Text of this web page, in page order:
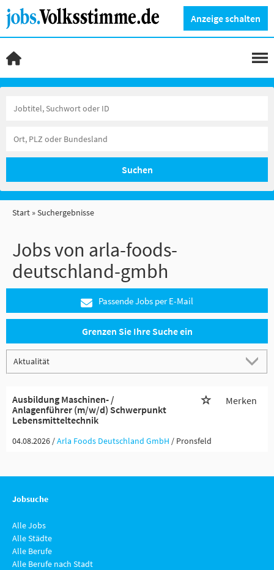
Anzeige schalten
Suchen
Start Suchergebnisse
Jobs von arla-foods-
deutschland-gmbh
Passende Jobs per E-Mail
Grenzen Sie Ihre Suche ein
Ausbildung Maschinen- /
Anlagenführer (m/w/d) Schwerpunkt
Lebensmitteltechnik
Merken
04.08.2026 /Arla Foods Deutschland GmbH / Pronsfeld
Jobsuche
Alle Jobs
Alle Städte
Alle Berufe
Alle Berufe nach Stadt